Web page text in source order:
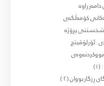
کۆمەڵگەی
پڕۆژە
. ئۆرلۆڤیتچ
ڕزگاربووانی داعش کرد : (١)
بەشداریکردنی کۆمەلگای ڕزگاربووان ( ٢ )